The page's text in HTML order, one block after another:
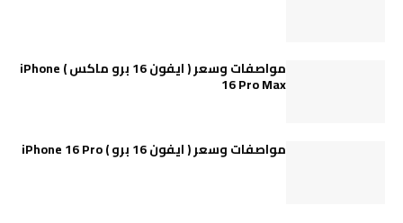
مواصفات وسعر ( ايفون 16 برو ماكس ) iPhone
16 Pro Max
مواصفات وسعر ( ايفون 16 برو ) iPhone 16 Pro